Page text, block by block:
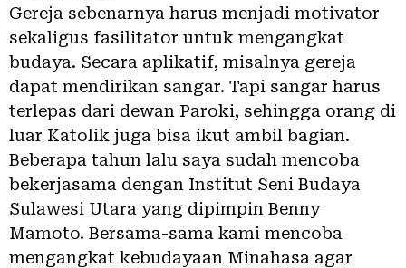
Gereja sebenarnya harus menjadi motivator
sekaligus fasilitator untuk mengangkat
budaya. Secara aplikatif, misalnya gereja
dapat mendirikan sangar. Tapi sangar harus
terlepas dari dewan Paroki, sehingga orang di
luar Katolik juga bisa ikut ambil bagian.
Beberapa tahun lalu saya sudah mencoba
bekerjasama dengan Institut Seni Budaya
Sulawesi Utara yang dipimpin Benny
Mamoto. Bersama-sama kami mencoba
mengangkat kebudayaan Minahasa agar